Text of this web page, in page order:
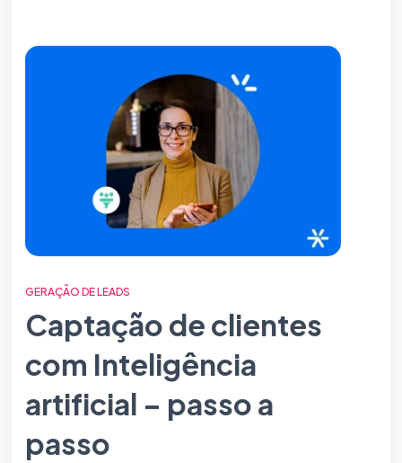
GERAÇÃO DE LEADS
Captação de clientes
com Inteligência
artificial – passo a
passo